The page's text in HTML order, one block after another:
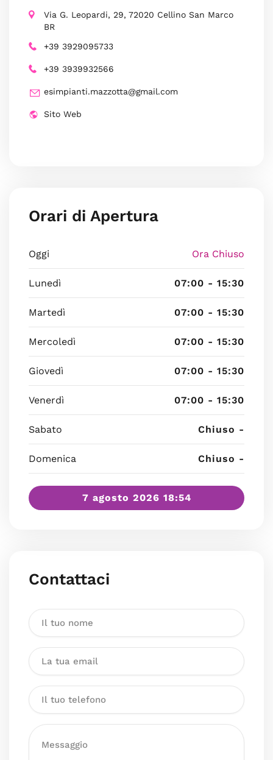
Via G. Leopardi, 29, 72020 Cellino San Marco
BR
+39 3929095733
+39 3939932566
esimpianti.mazzotta@gmail.com
Sito Web
Orari di Apertura
Oggi Ora Chiuso
Lunedì 07:00 - 15:30
Martedì 07:00 - 15:30
Mercoledì 07:00 - 15:30
Giovedì 07:00 - 15:30
Venerdì 07:00 - 15:30
Sabato Chiuso -
Domenica Chiuso -
7 agosto 2026 18:54
Contattaci